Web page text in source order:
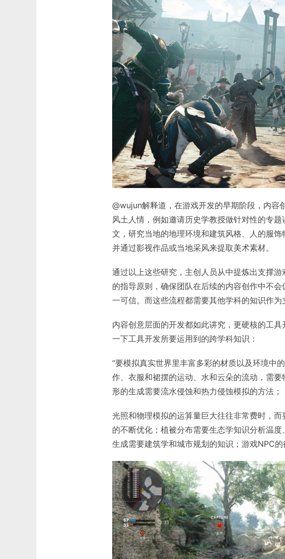
@wujun解释道，在游戏开发的早期阶段，内容
风土人情，例如邀请历史学教授做针对性的专
文，研究当地的地理环境和建筑风格、人的服
并通过影视作品或当地采风来提取美术素材。
通过以上这些研究，主创人员从中提炼出支撑
的指导原则，确保团队在后续的内容创作中不
一可信。而这些流程都需要其他学科的知识作为
内容创意层面的开发都如此讲究，更硬核的工
一下工具开发所要运用到的跨学科知识：
“要模拟真实世界里丰富多彩的材质以及环境中
作、衣服和裙摆的运动、水和云朵的流动，需
形的生成需要流水侵蚀和热力侵蚀模拟的方法；
光照和物理模拟的运算量巨大往往非常费时，
的不断优化；植被分布需要生态学知识分析温
生成需要建筑学和城市规划的知识；游戏NPC